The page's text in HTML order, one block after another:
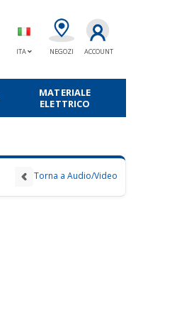
ITA NEGOZI ACCOUNT
MATERIALE
ELETTRICO
Torna a Audio/Video